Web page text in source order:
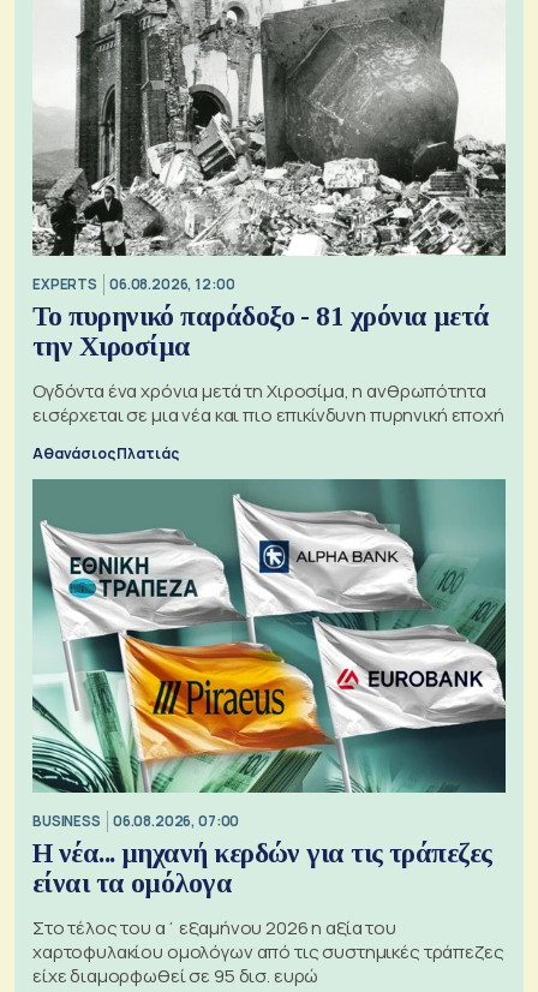
EXPERTS 06.08.2026, 12:00
Το πυρηνικό παράδοξο - 81 χρόνια μετά
την Χιροσίμα
Ογδόντα ένα χρόνια μετά τη Χιροσίμα, η ανθρωπότητα
εισέρχεται σε μια νέα και πιο επικίνδυνη πυρηνική εποχή
Αθανάσιος Πλατιάς
BUSINESS 06.08.2026, 07:00
Η νέα... μηχανή κερδών για τις τράπεζες
είναι τα ομόλογα
Στο τέλος του α΄ εξαμήνου 2026 η αξία του
χαρτοφυλακίου ομολόγων από τις συστημικές τράπεζες
είχε διαμορφωθεί σε 95 δισ. ευρώ